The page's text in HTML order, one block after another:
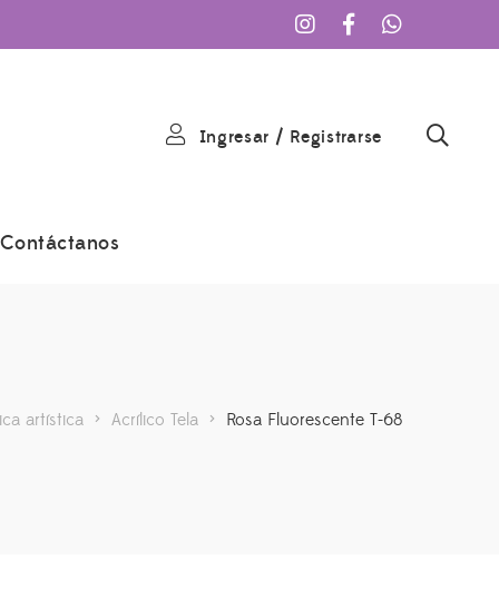
Ingresar / Registrarse
Contáctanos
artística > Acrílico Tela > Rosa Fluorescente T-68